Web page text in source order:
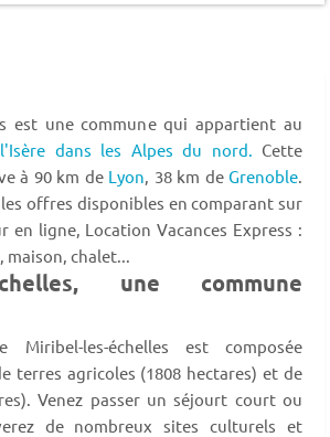
est une commune qui appartient au
dans les Alpes du nord. Cette
à 90 km de Lyon, 38 km deGrenoble.
offres disponibles en comparant sur
en ligne, Location Vacances Express :
chalet...
une commune
Miribel-les-échelles est composée
terres agricoles (1808 hectares) et de
Venez passer un séjourt court ou
de nombreux sites culturels et